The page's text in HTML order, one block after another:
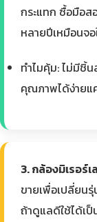
กระแทก ซื้อมือส
หลายปีเหมือนจ
ทำไมคุ้ม: ไม่มีชิ้
คุณภาพได้ง่าย
3. กล้องมิเรอร์
ขายเพื่อเปลี่ยน
ถ้าดูแลดีใช้ได้เ